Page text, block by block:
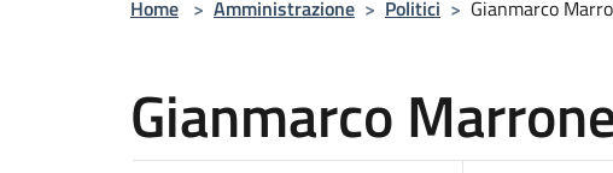
Home > Amministrazione > Politici > Gianmarco
Gianmarco